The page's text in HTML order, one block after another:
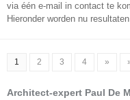
via één e-mail in contact te
Hieronder worden nu
1 2 3 4 »
Architect-expert Paul De